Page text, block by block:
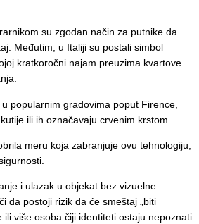
su zgodan način za putnike da
Međutim, u Italiji su postali simbol
kratkoročni najam preuzima kvartove
popularnim gradovima poput Firence,
ili ih označavaju crvenim krstom.
meru koja zabranjuje ovu tehnologiju,
i ulazak u objekat bez vizuelne
da postoji rizik da će smeštaj „biti
više osoba čiji identiteti ostaju nepoznati